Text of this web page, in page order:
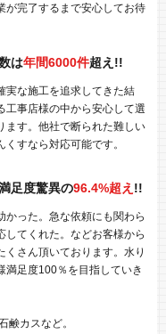
が完了するまで安心してお待
は年間6000件超え!!
実な施工を追求してきた結
工事店様の中から安心して選
ます。他社で断られた難しい
くすなら対応可能です。
足度驚異の96.4%超え !!
かった。急な依頼にも関わら
してくれた。などお客様から
くさん頂いております。水り
満足度100％を目指していき
鹸カスなど。